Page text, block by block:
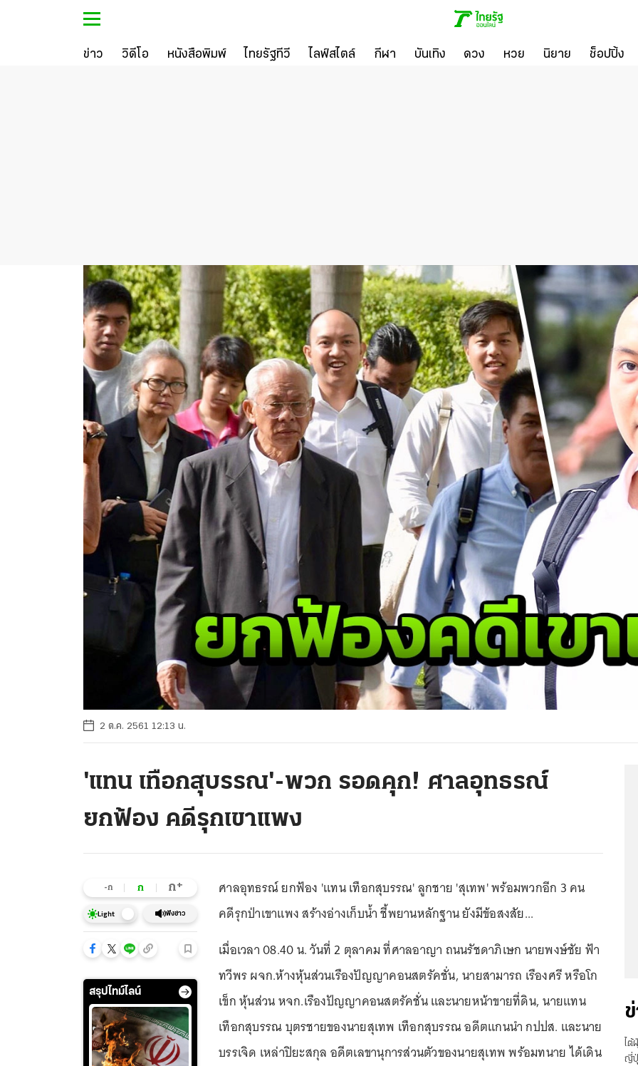
ข่าว วิดีโอ หนังสือพิมพ์ ไทยรัฐทีวี ไลฟ์สไตล์ กีฬา บันเทิง ดวง หวย นิยาย ช็อปปิ้ง
2 ต.ค. 2561 12:13 น.
'แทน เทือกสุบรรณ'-พวก รอดคุก! ศาลอุทธรณ์
ยกฟ้อง คดีรุกเขาแพง
-ก ก ก+
Light ฟังข่าว
สรุปไทม์ไลน์
ศาลอุทธรณ์ ยกฟ้อง 'แทน เทือกสุบรรณ' ลูกชาย 'สุเทพ' พร้อมพวกอีก 3 คน
คดีรุกป่าเขาแพง สร้างอ่างเก็บน้ำ ชี้พยานหลักฐาน ยังมีข้อสงสัย...
เมื่อเวลา 08.40 น. วันที่ 2 ตุลาคม ที่ศาลอาญา ถนนรัชดาภิเษก นายพงษ์ชัย ฟ้า
ทวีพร ผจก.ห้างหุ้นส่วนเรืองปัญญาคอนสตรัคชั่น, นายสามารถ เรืองศรี หรือโก
เข็ก หุ้นส่วน หจก.เรืองปัญญาคอนสตรัคชั่น และนายหน้าขายที่ดิน, นายแทน
เทือกสุบรรณ บุตรชายของนายสุเทพ เทือกสุบรรณ อดีตแกนนำ กปปส. และนาย
บรรเจิด เหล่าปิยะสกุล อดีตเลขานุการส่วนตัวของนายสุเทพ พร้อมทนาย ได้เดิน
ไต้
ญี่ปุ่